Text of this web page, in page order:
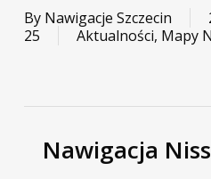
By Nawigacje Szczecin
25
Aktualności, Mapy
Nawigacja